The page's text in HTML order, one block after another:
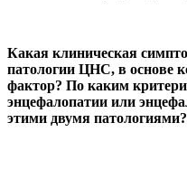
Какая клиническая
патологии ЦНС, в основе
фактор? По каким
энцефалопатии или
этими двумя